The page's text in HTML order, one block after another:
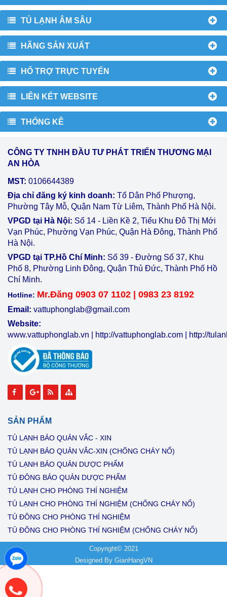
TỦ LẠNH ÂM SÂU
HÃNG SẢN XUẤT
HỔ TRỢ TRỰC TUYẾN
LIÊN KẾT WEBSITE
THỐNG KÊ
CÔNG TY TNHH ĐẦU TƯ PHÁT TRIỂN THƯƠNG MẠI
AN HÒA
MST: 0106644389
Địa chỉ đăng ký kinh doanh: Tổ Dân Phố Phượng,
Phường Tây Mỗ, Quận Nam Từ Liêm, Thành Phố Hà Nội.
VPGD tại Hà Nội: Số 14 - Liền Kề 2, Tiểu Khu Đô Thị Mới
Vạn Phúc, Phường Vạn Phúc, Quận Hà Đông, Thành Phố
Hà Nội.
VPGD tại TP.Hồ Chí Minh: Số 39 - Đường Số 37, Khu
Phố 8, Phường Linh Đông, Quận Thủ Đức, Thành Phố Hồ
Chí Minh.
Hotline: Mr.Đăng 0903 07 1102 | 0983 23 8192
Email: vattuphonglab@gmail.com
Website:
www.vattuphonglab.vn
http://vattuphonglab.com http://
SẢN PHẨM
TỦ LẠNH BẢO QUẢN VẮC - XIN
TỦ LẠNH BẢO QUẢN VẮC-XIN (CHỐNG CHÁY NỔ)
TỦ LẠNH BẢO QUẢN DƯỢC PHẨM
TỦ ĐÔNG BẢO QUẢN DƯỢC PHẨM
TỦ LẠNH CHO PHÒNG THÍ NGHIỆM
TỦ LẠNH CHO PHÒNG THÍ NGHIỆM (CHỐNG CHÁY NỔ)
TỦ ĐÔNG CHO PHÒNG THÍ NGHIỆM
TỦ ĐÔNG CHO PHÒNG THÍ NGHIỆM (CHỐNG CHÁY NỔ)
Copyright© 2021
Designed By GianHangVN